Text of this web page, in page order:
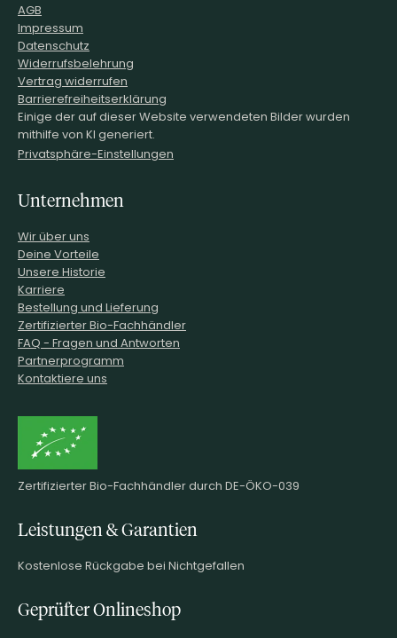
AGB
Impressum
Datenschutz
Widerrufsbelehrung
Vertrag widerrufen
Barrierefreiheitserklärung
Einige der auf dieser Website verwendeten Bilder wurden
mithilfe von KI generiert.
Privatsphäre-Einstellungen
Unternehmen
Wir über uns
Deine Vorteile
Unsere Historie
Karriere
Bestellung und Lieferung
Zertifizierter Bio-Fachhändler
FAQ - Fragen und Antworten
Partnerprogramm
Kontaktiere uns
Zertifizierter Bio-Fachhändler durch DE-ÖKO-039
Leistungen & Garantien
Kostenlose Rückgabe bei Nichtgefallen
Geprüfter Onlineshop